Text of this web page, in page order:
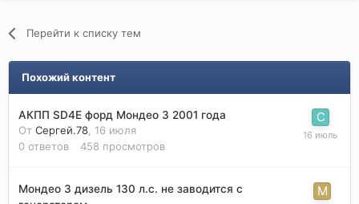
Перейти к списку тем
Похожий контент
АКПП SD4E форд Мондео 3 2001 года
От Сергей.78 16 июля
0 ответов 458 просмотров
Мондео 3 дизель 130 л.с. не заводится с